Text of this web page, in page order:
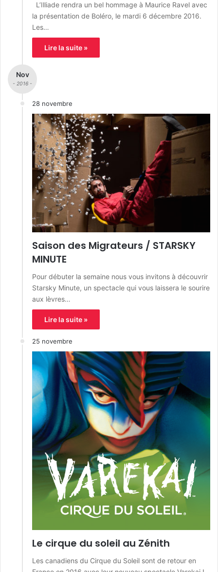
L’Illiade rendra un bel hommage à Maurice Ravel avec
la présentation de Boléro, le mardi 6 décembre 2016.
Les…
Lire la suite »
Nov
- 2016 -
28 novembre
Saison des Migrateurs / STARSKY
MINUTE
Pour débuter la semaine nous vous invitons à découvrir
Starsky Minute, un spectacle qui vous laissera le sourire
aux lèvres…
Lire la suite »
25 novembre
Le cirque du soleil au Zénith
Les canadiens du Cirque du Soleil sont de retour en